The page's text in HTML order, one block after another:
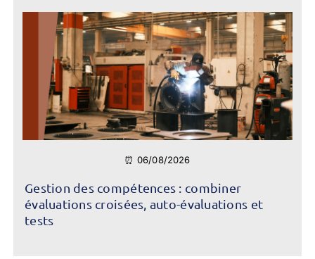
⏰ 06/08/2026
Gestion des compétences : combiner
évaluations croisées, auto-évaluations et
tests